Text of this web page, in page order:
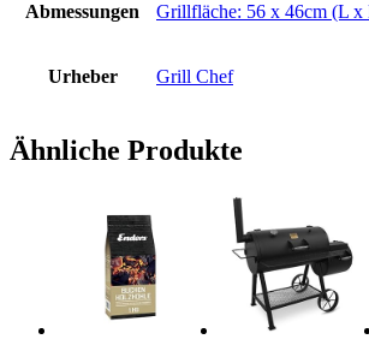
Abmessungen Grillfläche: 56 x 46cm (L x
Urheber Grill Chef
Ähnliche Produkte